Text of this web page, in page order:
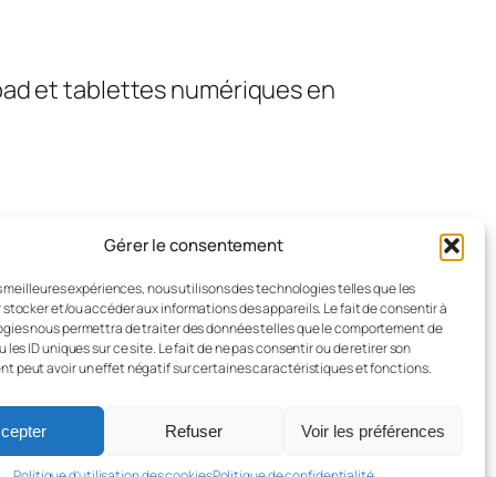
Gérer le consentement
meilleures expériences, nous utilisons des technologies telles que les
et/ou accéder aux informations des appareils. Le fait de consentir à
nous permettra de traiter des données telles que le comportement de
les ID uniques sur ce site. Le fait de ne pas consentir ou de retirer son
peut avoir un effet négatif sur certaines caractéristiques et fonctions.
Refuser Voir les préférences
et tablettes numériques en
Conçu avec WordPress